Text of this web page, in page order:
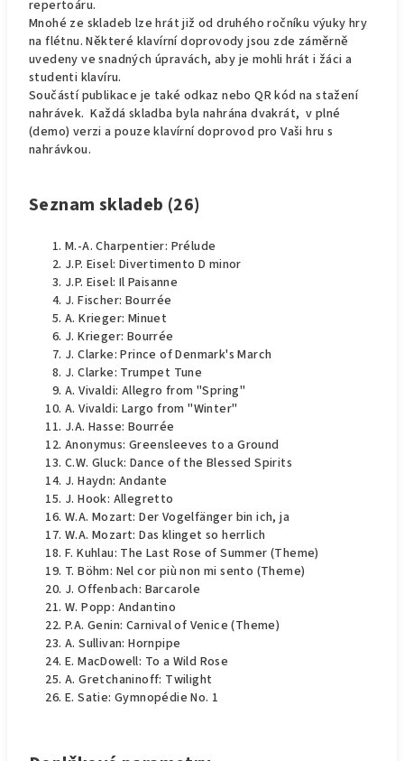
repertoáru.
Mnohé ze skladeb lze hrát již od druhého ročníku výuky hry
na flétnu. Některé klavírní doprovody jsou zde záměrně
uvedeny ve snadných úpravách, aby je mohli hrát i žáci a
studenti klavíru.
Součástí publikace je také odkaz nebo QR kód na stažení
nahrávek. Každá skladba byla nahrána dvakrát, v plné
(demo) verzi a pouze klavírní doprovod pro Vaši hru s
nahrávkou.
Seznam skladeb (26)
M.-A. Charpentier: Prélude
J.P. Eisel: Divertimento D minor
J.P. Eisel: Il Paisanne
J. Fischer: Bourrée
A. Krieger: Minuet
J. Krieger: Bourrée
J. Clarke: Prince of Denmark's March
J. Clarke: Trumpet Tune
A. Vivaldi: Allegro from "Spring"
A. Vivaldi: Largo from "Winter"
J.A. Hasse: Bourrée
Anonymus: Greensleeves to a Ground
C.W. Gluck: Dance of the Blessed Spirits
J. Haydn: Andante
J. Hook: Allegretto
W.A. Mozart: Der Vogelfänger bin ich, ja
W.A. Mozart: Das klinget so herrlich
F. Kuhlau: The Last Rose of Summer (Theme)
T. Böhm: Nel cor più non mi sento (Theme)
J. Offenbach: Barcarole
W. Popp: Andantino
P.A. Genin: Carnival of Venice (Theme)
A. Sullivan: Hornpipe
E. MacDowell: To a Wild Rose
A. Gretchaninoff: Twilight
E. Satie: Gymnopédie No. 1